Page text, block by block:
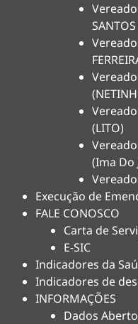
(LITO)
(Ima Do
Execução de
FALE CONOSCO
Carta de
E-SIC
Indicadores da
Indicadores de
INFORMAÇÕES
Dados